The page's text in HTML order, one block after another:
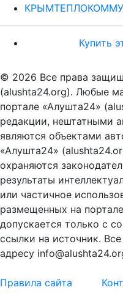
Купить
© 2026 Все права
(alushta24.org). Любые
портале «Алушта24»
редакции, нештатными
являются объектами
«Алушта24»
охраняются
результаты
или частичное
размещенных на
допускается только с
ссылки на источник.
адресу
Правила сайта